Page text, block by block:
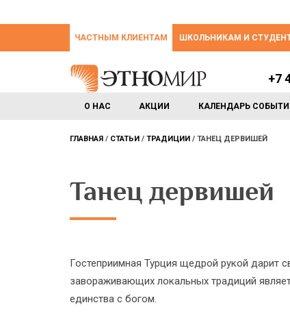
ЧАСТНЫМ КЛИЕНТАМ ШКОЛЬНИКАМ И
О НАС АКЦИИ КАЛЕНДАРЬ
+7
ГЛАВНАЯ СТАТЬИ ТРАДИЦИИ ТАНЕЦ ДЕРВИШЕЙ
Танец дервишей
Гостеприимная Турция щедрой рукой дарит
завораживающих локальных традиций
единства с богом.